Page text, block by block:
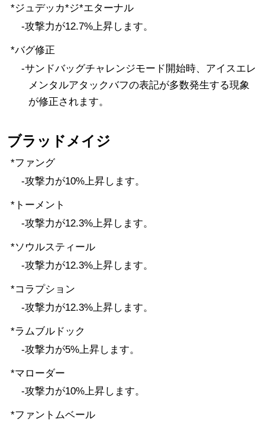
*ジュデッカ*ジ*エターナル
-攻撃力が12.7%上昇します。
*バグ修正
-サンドバッグチャレンジモード開始時、アイスエレ
メンタルアタックバフの表記が多数発生する現象
が修正されます。
ブラッドメイジ
*ファング
-攻撃力が10%上昇します。
*トーメント
-攻撃力が12.3%上昇します。
*ソウルスティール
-攻撃力が12.3%上昇します。
*コラプション
-攻撃力が12.3%上昇します。
*ラムブルドック
-攻撃力が5%上昇します。
*マローダー
-攻撃力が10%上昇します。
*ファントムベール